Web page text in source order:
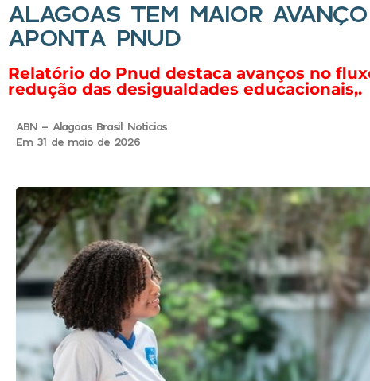
ALAGOAS TEM MAIOR
APONTA PNUD
Relatório do Pnud destaca avanços no
redução das desigualdades educacionais,.
ABN - Alagoas Brasil Noticias
Em 31 de maio de 2026